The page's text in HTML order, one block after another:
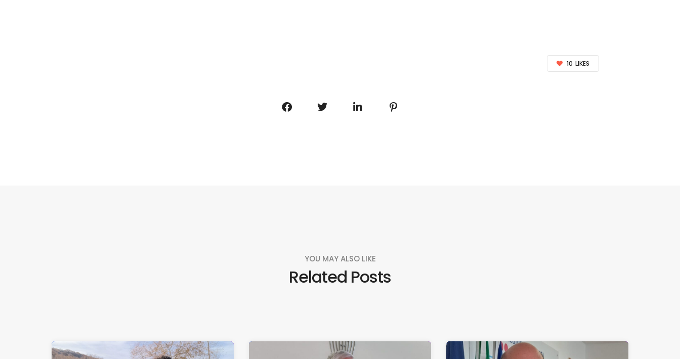
10 LIKES
YOU MAY ALSO LIKE
Related Posts